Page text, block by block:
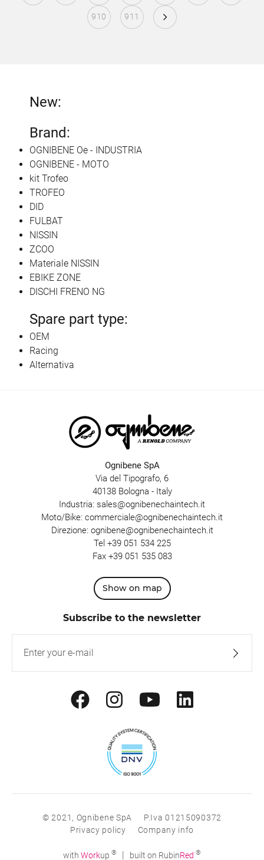
910 911
New:
Brand:
OGNIBENE Oe - INDUSTRIA
OGNIBENE - MOTO
kit Trofeo
TROFEO
DID
FULBAT
NISSIN
ZCOO
Materiale NISSIN
EBIKE ZONE
DISCHI FRENO NG
Spare part type:
OEM
Racing
Alternativa
Ognibene SpA
Via del Tipografo, 6
40138 Bologna - Italy
Industria: sales@ognibenechaintech.it
Moto/Bike: commerciale@ognibenechaintech.it
Direzione: ognibene@ognibenechaintech.it
Tel +39 051 534 225
Fax +39 051 535 083
Show on map
Subscribe to the newsletter
© 2021, Ognibene SpA
P.Iva 01215090372
Privacy policy
Company info
with Workup ® | built on RubinRed ®